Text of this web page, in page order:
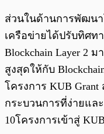
ส่วนในด้านการพัฒนา
เครือข่ายได้ปรับทิศท
Blockchain Layer 2
สูงสุดให้กับ
โครงการ KUB
กระบวนการที่ง่ายแล
10โครงการเข้าสู่